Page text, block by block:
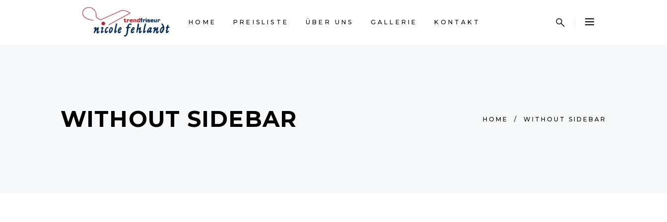
HOME PREISLISTE ÜBER UNS GALLERIE KONTAKT
WITHOUT SIDEBAR HOME / WITHOUT SIDEBAR